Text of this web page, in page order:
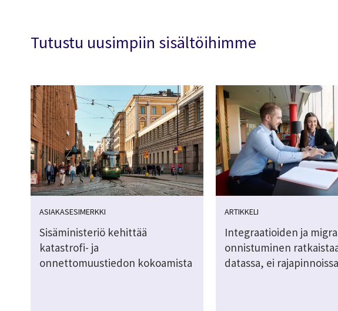
Tutustu uusimpiin sisältöihimme
ASIAKASESIMERKKI
Sisäministeriö kehittää
katastrofi- ja
onnettomuustiedon kokoamista
ARTIKKELI
Integraatioiden ja
onnistuminen
datassa, ei rajapinnoissa